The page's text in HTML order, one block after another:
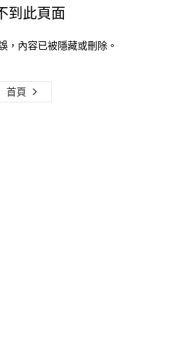
到此頁面
，內容已被隱藏或刪除。
首頁